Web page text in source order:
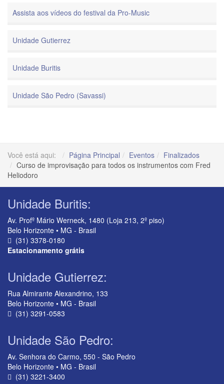
Assista aos vídeos do festival da Pro-Music
Unidade Gutierrez
Unidade Buritis
Unidade São Pedro (Savassi)
Você está aqui: Página Principal Eventos
Finalizados
Curso de improvisação para todos os instrumentos com Fred
Heliodoro
Unidade Buritis:
Av. Profº Mário Werneck, 1480 (Loja 213, 2º piso)
Belo Horizonte • MG - Brasil
(31) 3378-0180
Estacionamento grátis
Unidade Gutierrez:
Rua Almirante Alexandrino, 133
Belo Horizonte • MG - Brasil
(31) 3291-0583
Unidade São Pedro:
Av. Senhora do Carmo, 550 - São Pedro
Belo Horizonte • MG - Brasil
(31) 3221-3400